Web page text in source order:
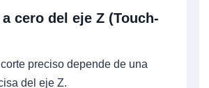
cero del eje Z (Touch-
preciso depende de una
del eje Z.